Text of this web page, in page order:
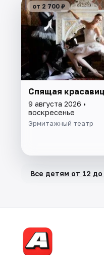
от 2 700 ₽
Спящая
9 августа 2026 •
воскресенье
Эрмитажный театр
Все детям от 12